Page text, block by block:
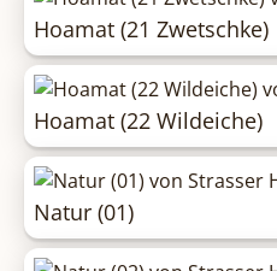
Hoamat (21 Zwetschke)
Hoamat (22 Wildeiche)
Natur (01)